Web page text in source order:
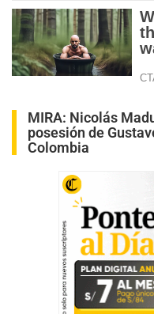
MIRA: Nicolás
posesión de
Colombia